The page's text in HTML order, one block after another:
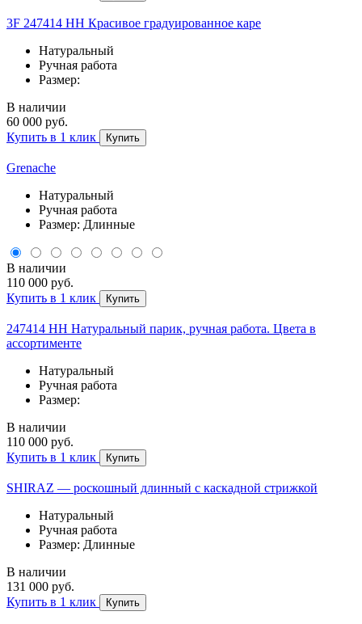
3F 247414 HH Красивое градуированное каре
Натуральный
Ручная работа
Размер:
В наличии
60 000 руб.
Купить в 1 клик
Купить
Grenache
Натуральный
Ручная работа
Размер: Длинные
В наличии
110 000 руб.
Купить в 1 клик
Купить
247414 НН Натуральный парик, ручная работа. Цвета в
ассортименте
Натуральный
Ручная работа
Размер:
В наличии
110 000 руб.
Купить в 1 клик
Купить
SHIRAZ — роскошный длинный с каскадной стрижкой
Натуральный
Ручная работа
Размер: Длинные
В наличии
131 000 руб.
Купить в 1 клик
Купить